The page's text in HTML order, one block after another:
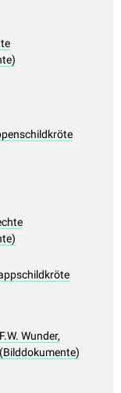
Wunder,